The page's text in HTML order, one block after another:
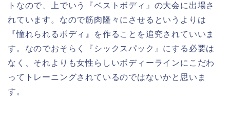
トなので、上でいう『ベストボディ』の大会に出場さ
れています。なので筋肉隆々にさせるというよりは
『憧れられるボディ』を作ることを追究されていいま
す。なのでおそらく『シックスパック』にする必要は
なく、それよりも女性らしいボディーラインにこだわ
ってトレーニングされているのではないかと思いま
す。